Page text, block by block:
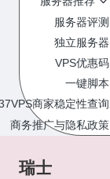
P
S
主
机
评
测
网
站
服务器评测
独立服务器
VPS优惠码
一键脚本
商家稳定性查询
商务推广与隐私政策
瑞士